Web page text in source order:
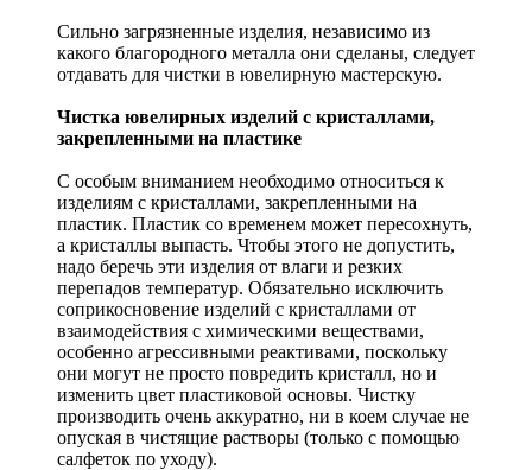
Сильно загрязненные изделия, независимо из
какого благородного металла они сделаны, следует
отдавать для чистки в ювелирную мастерскую.
Чистка ювелирных изделий с кристаллами,
закрепленными на пластике
С особым вниманием необходимо относиться к
изделиям с кристаллами, закрепленными на
пластик. Пластик со временем может пересохнуть,
а кристаллы выпасть. Чтобы этого не допустить,
надо беречь эти изделия от влаги и резких
перепадов температур. Обязательно исключить
соприкосновение изделий с кристаллами от
взаимодействия с химическими веществами,
особенно агрессивными реактивами, поскольку
они могут не просто повредить кристалл, но и
изменить цвет пластиковой основы. Чистку
производить очень аккуратно, ни в коем случае не
опуская в чистящие растворы (только с помощью
салфеток по уходу).